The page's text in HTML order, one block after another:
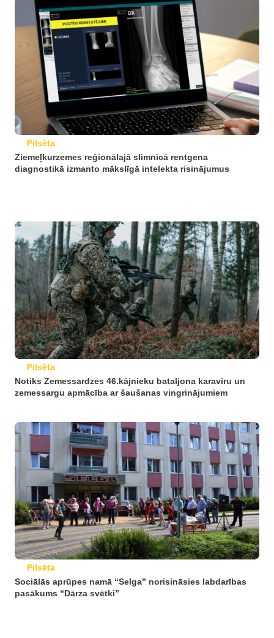
Pilsēta
Ziemeļkurzemes reģionālajā slimnīcā rentgena
diagnostikā izmanto mākslīgā intelekta risinājumus
Pilsēta
Notiks Zemessardzes 46.kājnieku bataljona karavīru un
zemessargu apmācība ar šaušanas vingrinājumiem
Pilsēta
Sociālās aprūpes namā “Selga” norisināsies labdarības
pasākums “Dārza svētki”